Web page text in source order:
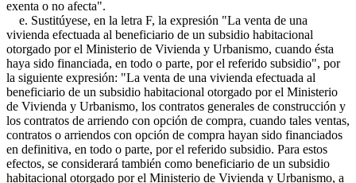
exenta o no afecta".
e. Sustitúyese, en la letra F, la expresión "La venta de una
vivienda efectuada al beneficiario de un subsidio habitacional
otorgado por el Ministerio de Vivienda y Urbanismo, cuando ésta
haya sido financiada, en todo o parte, por el referido subsidio", por
la siguiente expresión: "La venta de una vivienda efectuada al
beneficiario de un subsidio habitacional otorgado por el Ministerio
de Vivienda y Urbanismo, los contratos generales de construcción y
los contratos de arriendo con opción de compra, cuando tales ventas,
contratos o arriendos con opción de compra hayan sido financiados
en definitiva, en todo o parte, por el referido subsidio. Para estos
efectos, se considerará también como beneficiario de un subsidio
habitacional otorgado por el Ministerio de Vivienda y Urbanismo, a